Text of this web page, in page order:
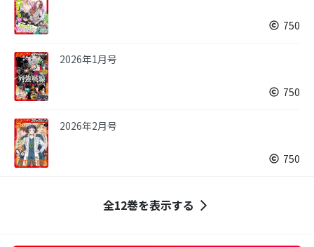
750
2026年1月号
750
2026年2月号
750
全12巻を表示する